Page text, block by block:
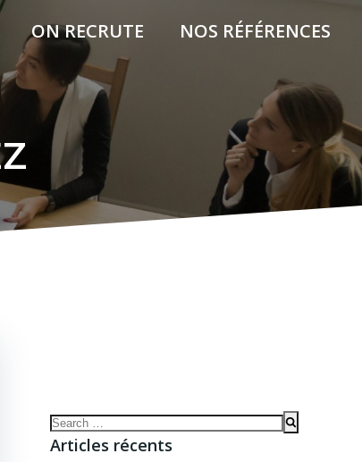
ON RECRUTE NOS RÉFÉRENCES
Search
for:
Articles récents